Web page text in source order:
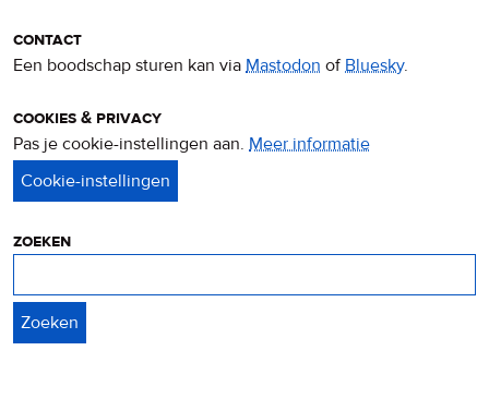
contact
Een boodschap sturen kan via Mastodon ofBluesky.
cookies & privacy
Pas je cookie-instellingen aan. Meer informatie
zoeken